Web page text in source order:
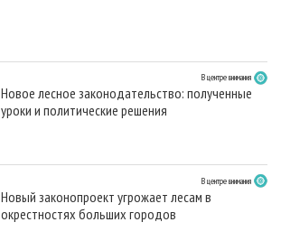
В центре внимания
Новое лесное законодательство: полученные
уроки и политические решения
В центре внимания
Новый законопроект угрожает лесам в
окрестностях больших городов